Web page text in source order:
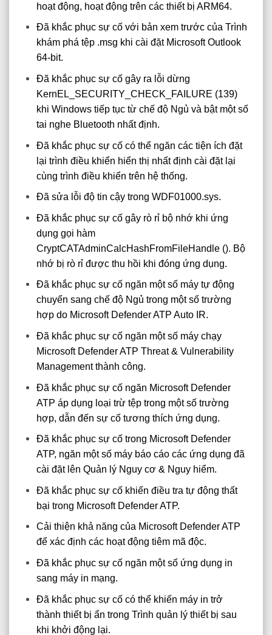
hoạt động, hoạt động trên các thiết bị ARM64.
Đã khắc phục sự cố với bản xem trước của Trình
khám phá tệp .msg khi cài đặt Microsoft Outlook
64-bit.
Đã khắc phục sự cố gây ra lỗi dừng
KernEL_SECURITY_CHECK_FAILURE (139)
khi Windows tiếp tục từ chế độ Ngủ và bật một số
tai nghe Bluetooth nhất định.
Đã khắc phục sự cố có thể ngăn các tiện ích đặt
lại trình điều khiển hiển thị nhất định cài đặt lại
cùng trình điều khiển trên hệ thống.
Đã sửa lỗi độ tin cậy trong WDF01000.sys.
Đã khắc phục sự cố gây rò rỉ bộ nhớ khi ứng
dụng gọi hàm
CryptCATAdminCalcHashFromFileHandle (). Bộ
nhớ bị rò rỉ được thu hồi khi đóng ứng dụng.
Đã khắc phục sự cố ngăn một số máy tự động
chuyển sang chế độ Ngủ trong một số trường
hợp do Microsoft Defender ATP Auto IR.
Đã khắc phục sự cố ngăn một số máy chạy
Microsoft Defender ATP Threat & Vulnerability
Management thành công.
Đã khắc phục sự cố ngăn Microsoft Defender
ATP áp dụng loại trừ tệp trong một số trường
hợp, dẫn đến sự cố tương thích ứng dụng.
Đã khắc phục sự cố trong Microsoft Defender
ATP, ngăn một số máy báo cáo các ứng dụng đã
cài đặt lên Quản lý Nguy cơ & Nguy hiểm.
Đã khắc phục sự cố khiến điều tra tự động thất
bại trong Microsoft Defender ATP.
Cải thiện khả năng của Microsoft Defender ATP
để xác định các hoạt động tiêm mã độc.
Đã khắc phục sự cố ngăn một số ứng dụng in
sang máy in mạng.
Đã khắc phục sự cố có thể khiến máy in trở
thành thiết bị ẩn trong Trình quản lý thiết bị sau
khi khởi động lại.